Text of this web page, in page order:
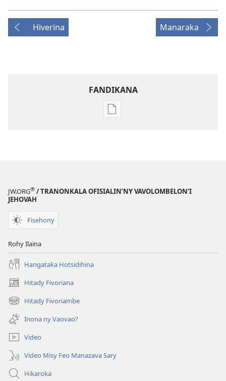
Hiverina Manaraka
FANDIKANA
Fandikana
JW.ORG® / TRANONKALA OFISIALIN’NY VAVOLOMBELON’I
JEHOVAH
Fisehony
Rohy Ilaina
Hangataka Hotsidihina
Hitady Fivoriana
(manokatra
rohy) Hitady Fivoriambe
(manokatra
rohy) Inona ny Vaovao?
Video
Video Misy Feo Manazava Sary
Hikaroka